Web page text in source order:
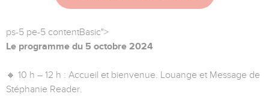
ps-5 pe-5 contentBasic">
Le programme du 5 octobre 2024
🔸 10 h – 12 h : Accueil et bienvenue. Louange et Message de
Stéphanie Reader.